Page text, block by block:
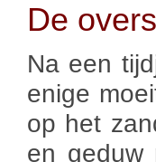
De
Na een
enige
op het
en geduw